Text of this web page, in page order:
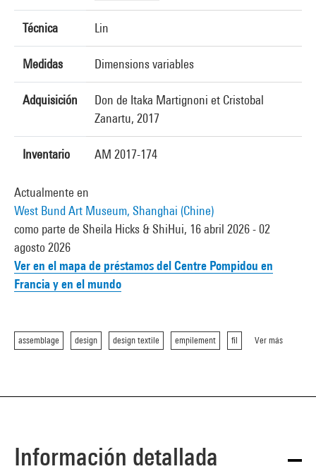
Técnica Lin
Medidas Dimensions variables
Adquisición
Don de Itaka Martignoni et Cristobal
Zanartu, 2017
Inventario AM 2017-174
Actualmente en
West Bund Art Museum, Shanghai (Chine)
como parte de Sheila Hicks & ShiHui, 16 abril 2026 - 02
agosto 2026
Ver en el mapa de préstamos del Centre Pompidou en
Francia y en el mundo
assemblage design design textile empilement fil Ver más
Información detallada